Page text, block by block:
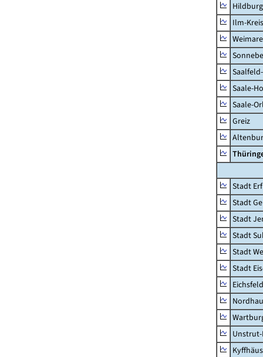
Ilm-Kreis
Saale-
Saale-
Greiz
Stadt
Stadt
Stadt
Stadt
Stadt
Stadt
Eichsfeld